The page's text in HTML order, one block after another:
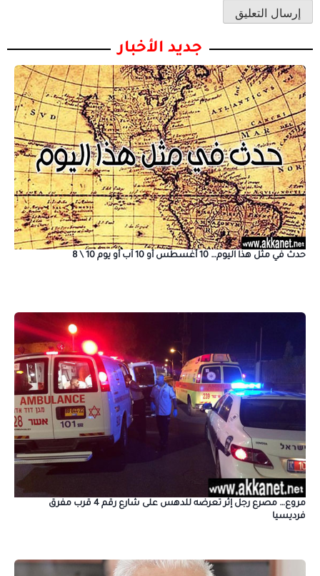
جديد الأخبار
حدث في مثل هذا اليوم… 10 أغسطس أو 10 آب أو يوم 10 \ 8
مروع… مصرع رجل إثر تعرضه للدهس على شارع رقم 4 قرب مفرق
فرديسيا